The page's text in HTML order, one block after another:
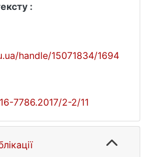
:
handle/15071834/1694
7786.2017/2-2/11